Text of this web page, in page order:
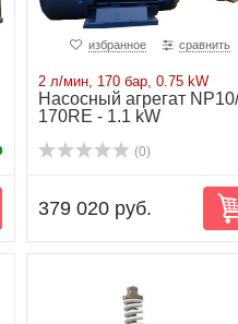
избранное сравнить
2 л/мин, 170 бар, 0.75 kW
Насосный агрегат
170RE - 1.1 kW
(0)
379 020 руб.